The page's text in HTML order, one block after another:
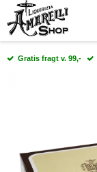
Gratis fragt v. 99,-